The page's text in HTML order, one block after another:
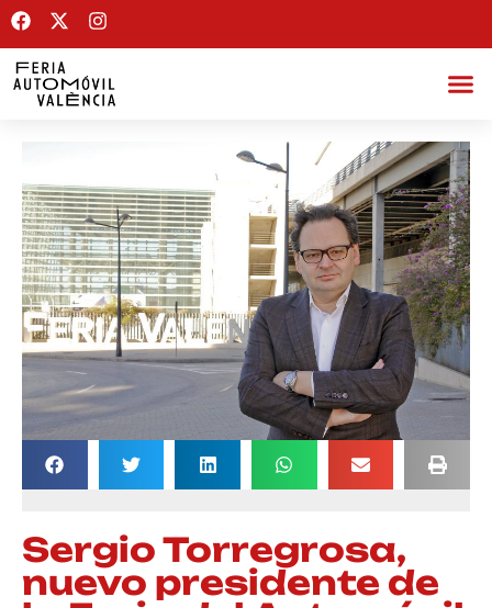
Sergio Torregrosa,
nuevo presidente de